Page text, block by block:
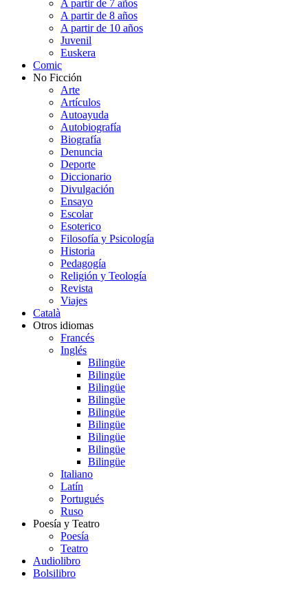
A partir de 7 años
A partir de 8 años
A partir de 10 años
Juvenil
Euskera
Comic
No Ficción
Arte
Artículos
Autoayuda
Autobiografía
Biografía
Denuncia
Deporte
Diccionario
Divulgación
Ensayo
Escolar
Esoterico
Filosofía y Psicología
Historia
Pedagogía
Religión y Teología
Revista
Viajes
Català
Otros idiomas
Francés
Inglés
Bilingüe
Bilingüe
Bilingüe
Bilingüe
Bilingüe
Bilingüe
Bilingüe
Bilingüe
Bilingüe
Italiano
Latín
Portugués
Ruso
Poesía y Teatro
Poesía
Teatro
Audiolibro
Bolsilibro